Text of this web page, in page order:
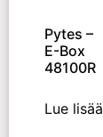
Pytes –
E-Box
48100R
Lue lisää